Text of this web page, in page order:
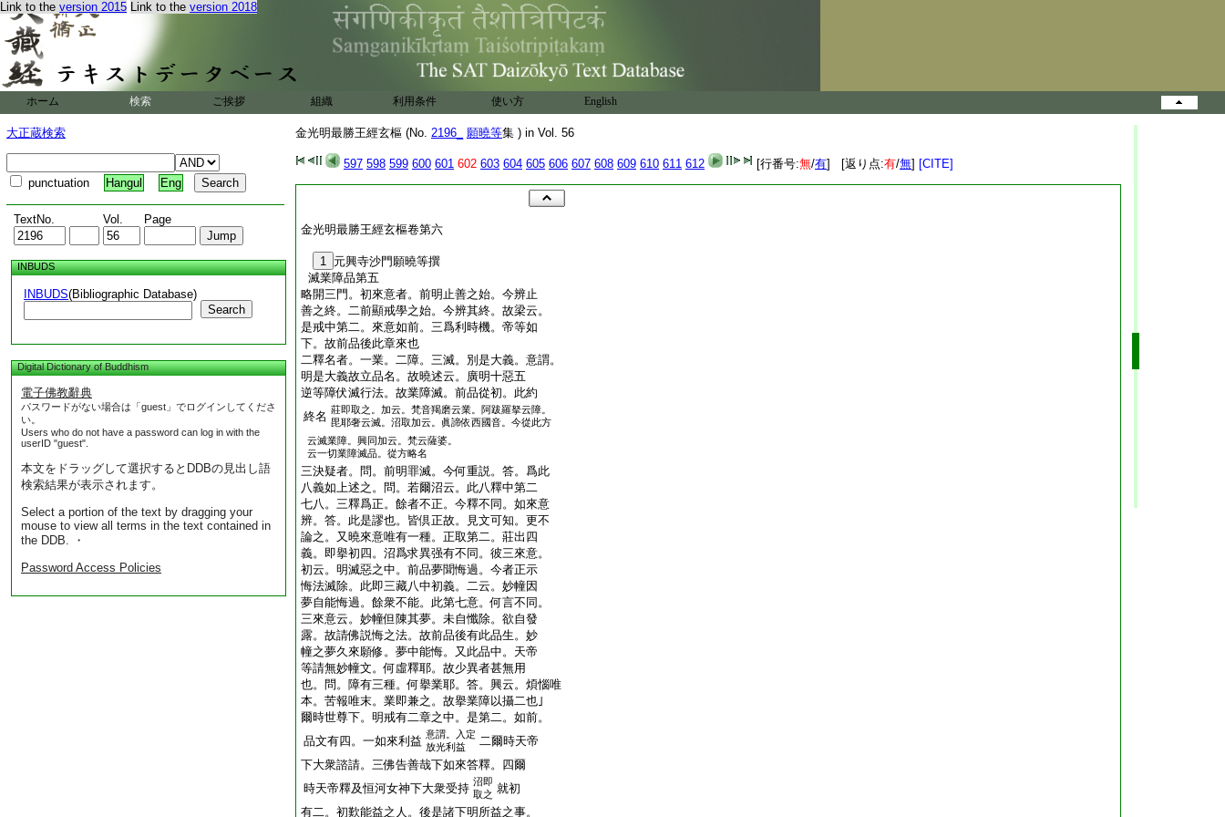
Link to the version 2015 Link to the version 2018
ホーム 検索 ご挨拶 組織 利用条件 使い方 English
大正蔵検索
punctuation Hangul Eng
TextNo. Vol. Page
INBUDS
INBUDS(Bibliographic Database)
Search
Digital Dictionary of Buddhism
電子佛教辭典
パスワードがない場合は「guest」でログインしてくださ
い。
Users who do not have a password can log in with the
userID "guest".
本文をドラッグして選択するとDDBの見出し語
検索結果が表示されます。
Select a portion of the text by dragging your
mouse to view all terms in the text contained in
the DDB. ・
Password Access Policies
金光明最勝王經玄樞 (No. 2196_ 願曉等集 ) in Vol. 56
597 598 599 600 601 602 603 604 605 606 607 608 609 610 611 612 [行番号:無/有] [返り点:有/無] [CITE]
金光明最勝王經玄樞卷第六
1 元興寺沙門願曉等撰
滅業障品第五
略開三門。初來意者。前明止善之始。今辨止
善之終。二前顯戒學之始。今辨其終。故梁云。
是戒中第二。來意如前。三爲利時機。帝等如
下。故前品後此章來也
二釋名者。一業。二障。三滅。別是大義。意謂。
明是大義故立品名。故曉述云。廣明十惡五
逆等障伏滅行法。故業障滅。前品從初。此約
終名 莊即取之。加云。梵音羯磨云業。阿跋羅拏云障。
毘耶奢云滅。沼取加云。眞諦依西國音。今從此方
云滅業障。興同加云。梵云薩婆。
云一切業障滅品。從方略名
三決疑者。問。前明罪滅。今何重説。答。爲此
八義如上述之。問。若爾沼云。此八釋中第二
七八。三釋爲正。餘者不正。今釋不同。如來意
辨。答。此是謬也。皆倶正故。見文可知。更不
論之。又曉來意唯有一種。正取第二。莊出四
義。即擧初四。沼爲求異强有不同。彼三來意。
初云。明滅惡之中。前品夢聞悔過。今者正示
悔法滅除。此即三藏八中初義。二云。妙幢因
夢自能悔過。餘衆不能。此第七意。何言不同。
三來意云。妙幢但陳其夢。未自懺除。欲自發
露。故請佛説悔之法。故前品後有此品生。妙
幢之夢久來願修。夢中能悔。又此品中。天帝
等請無妙幢文。何虛釋耶。故少異者甚無用
也。問。障有三種。何擧業耶。答。興云。煩惱唯
本。苦報唯末。業即兼之。故擧業障以攝二也｣
爾時世尊下。明戒有二章之中。是第二。如前。
品文有四。一如來利益 意謂。入定
放光利益
二爾時天帝
下大衆諮請。三佛告善哉下如來答釋。四爾
時天帝釋及恒河女神下大衆受持 沼即
取之 就初
有二。初歎能益之人。後是諸下明所益之事。